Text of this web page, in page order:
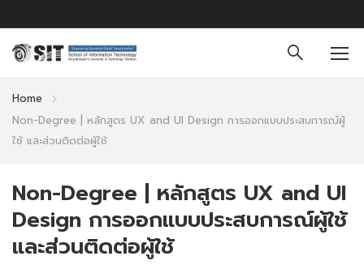
Home
Non-Degree | หลักสูตร UX and UI Design การออกแบบประสบการณ์ผู้
ใช้ และส่วนติดต่อผู้ใช้
Non-Degree | หลักสูตร UX and UI
Design การออกแบบประสบการณ์ผู้ใช้
และส่วนติดต่อผู้ใช้